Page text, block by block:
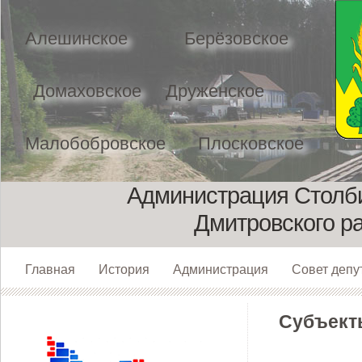
Алешинское Берёзовское
Домаховское Друженское
Малобобровское Плосковское
Главная История Администрация Совет
Администрация
Дмитровского